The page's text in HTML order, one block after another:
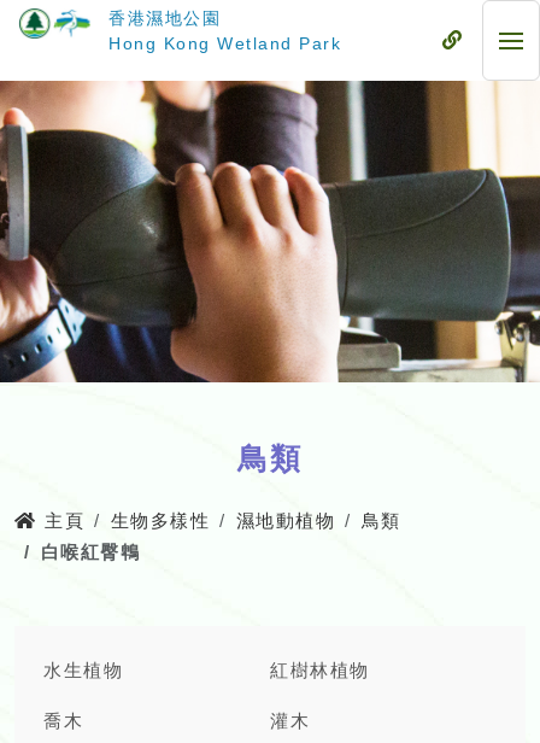
要
內
容
香港濕地公園
Hong Kong Wetland Park
流
流
動
鳥類
主頁 生物多樣性 濕地動植物
鳥類
白喉紅臀鵯
水生植物 紅樹林植物
喬木 灌木